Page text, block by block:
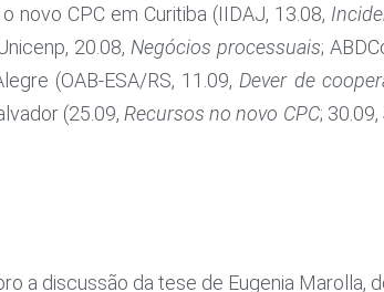
CPC em Curitiba (IIDAJ, 13.08,
20.08, Negócios processuais;
(OAB-ESA/RS, 11.09, Dever de
(25.09, Recursos no novo CPC; 30.09,
a discussão da tese de Eugenia Marolla,